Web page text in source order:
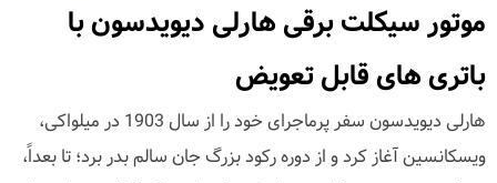
موتور سیکلت برقی هارلی دیویدسون با
باتری های قابل تعویض
هارلی دیویدسون سفر پرماجرای خود را از سال 1903 در میلواکی،
ویسکانسین آغاز کرد و از دوره رکود بزرگ جان سالم بدر برد؛ تا بعداً،